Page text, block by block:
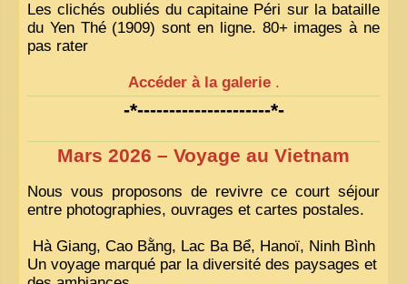
Les clichés oubliés du capitaine Péri sur la bataille
du Yen Thé (1909) sont en ligne. 80+ images à ne
pas rater
Accéder à la galerie .
-*---------------------*-
Mars 2026 – Voyage au Vietnam
Nous vous proposons de revivre ce court séjour
entre photographies, ouvrages et cartes postales.
Hà Giang, Cao Bằng, Lac Ba Bể, Hanoï, Ninh Bình
Un voyage marqué par la diversité des paysages et